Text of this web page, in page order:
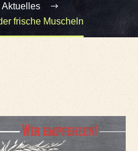
Aktuelles
frische Muscheln